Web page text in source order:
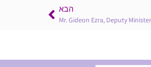
הבא
Mr. Gideon Ezra, Deputy